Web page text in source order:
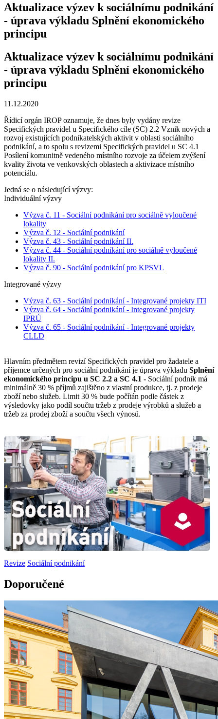
Aktualizace výzev k sociálnímu podnikání
- úprava výkladu Splnění ekonomického
principu
Aktualizace výzev k sociálnímu podnikání
- úprava výkladu Splnění ekonomického
principu
11.12.2020
Řídicí orgán IROP oznamuje, že dnes byly vydány revize
Specifických pravidel u Specifického cíle (SC) 2.2 Vznik nových a
rozvoj existujících podnikatelských aktivit v oblasti sociálního
podnikání, a to spolu s revizemi Specifických pravidel u SC 4.1
Posílení komunitně vedeného místního rozvoje za účelem zvýšení
kvality života ve venkovských oblastech a aktivizace místního
potenciálu.
Jedná se o následující výzvy:
Individuální výzvy
Výzva č. 11 - Sociální podnikání pro sociálně vyloučené
lokality
Výzva č. 12 - Sociální podnikání
Výzva č. 43 - Sociální podnikání II.
Výzva č. 44 - Sociální podnikání pro sociálně vyloučené
lokality II.
Výzva č. 90 - Sociální podnikání pro KPSVL
Integrované výzvy
Výzva č. 63 - Sociální podnikání - Integrované projekty ITI
Výzva č. 64 - Sociální podnikání - Integrované projekty
IPRÚ
Výzva č. 65 - Sociální podnikání - Integrované projekty
CLLD
Hlavním předmětem revizí Specifických pravidel pro žadatele a
příjemce určených pro sociální podnikání je úprava výkladu Splnění
ekonomického principu u SC 2.2 a SC 4.1 - Sociální podnik má
minimálně 30 % příjmů zajištěno z vlastní produkce, tj. z prodeje
zboží nebo služeb. Limit 30 % bude počítán podle částek z
výsledovky jako podíl součtu tržeb z prodeje výrobků a služeb a
tržeb za prodej zboží a součtu všech výnosů.
Revize Sociální podnikání
Doporučené